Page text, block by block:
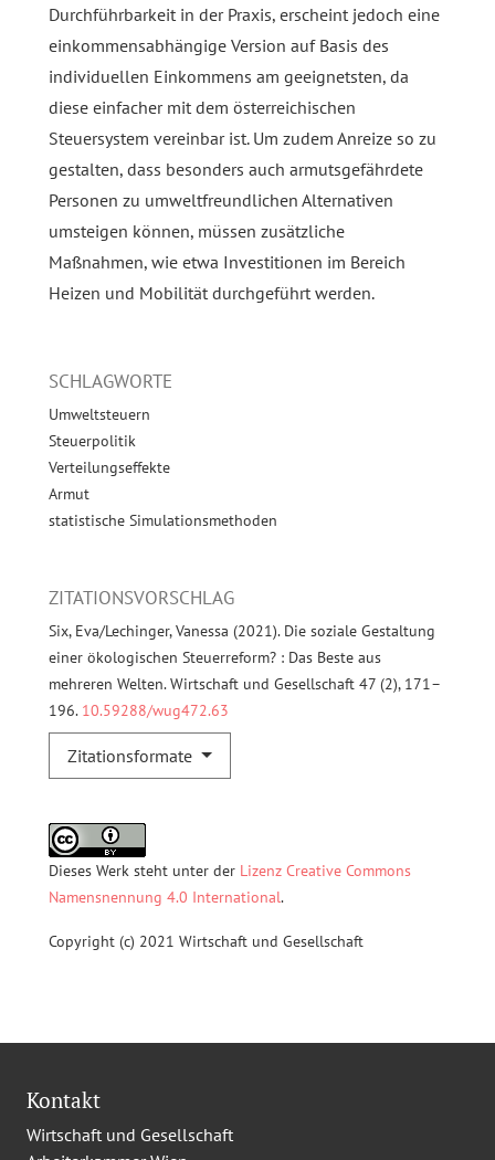
SCHLAGWORTE
Umweltsteuern
Steuerpolitik
Verteilungseffekte
Armut
statistische Simulationsmethoden
ZITATIONSVORSCHLAG
Six, Eva/Lechinger, Vanessa (2021). Die soziale Gestaltung
einer ökologischen Steuerreform? : Das Beste aus
mehreren Welten. Wirtschaft und Gesellschaft 47 (2), 171–
196.10.59288/wug472.63
Zitationsformate
Dieses Werk steht unter der Lizenz Creative Commons
Namensnennung 4.0 International.
Copyright (c) 2021 Wirtschaft und Gesellschaft
Durchführbarkeit in der Praxis, erscheint jedoch eine
einkommensabhängige Version auf Basis des
individuellen Einkommens am geeignetsten, da
diese einfacher mit dem österreichischen
Steuersystem vereinbar ist. Um zudem Anreize so zu
gestalten, dass besonders auch armutsgefährdete
Personen zu umweltfreundlichen Alternativen
umsteigen können, müssen zusätzliche
Maßnahmen, wie etwa Investitionen im Bereich
Heizen und Mobilität durchgeführt werden.
Kontakt
Wirtschaft und Gesellschaft